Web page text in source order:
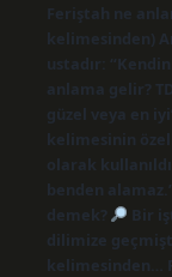
Feriştah ne
kelimesinden)
ustadır:
anlama gelir?
güzel veya en
kelimesinin
olarak
benden
demek?
Bir
dilimize
kelimesinden…